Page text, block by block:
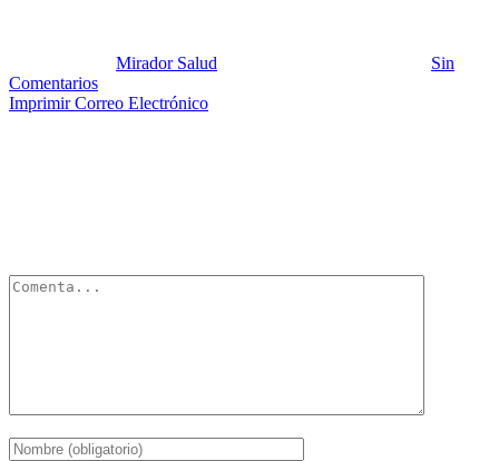
Mirador Salud
Sin
Comentarios
Imprimir Correo Electrónico